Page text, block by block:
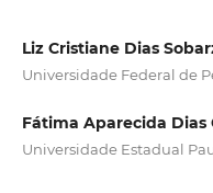
Liz Cristiane Dias
Universidade Federal de
Fátima Aparecida Dias
Universidade Estadual